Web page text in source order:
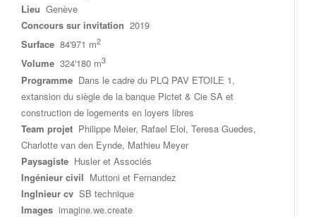
Lieu Genève
Concours sur invitation 2019
Surface 84'971 m2
Volume 324'180 m3
Programme Dans le cadre du PLQ PAV ETOILE 1,
extansion du siègle de la banque Pictet & Cie SA et
construction de logements en loyers libres
Team projet Philippe Meier, Rafael Eloi, Teresa Guedes,
Charlotte van den Eynde, Mathieu Meyer
Paysagiste Husler et Associés
Ingénieur civil Muttoni et Fernandez
Inglnieur cv SB technique
Images imagine.we.create